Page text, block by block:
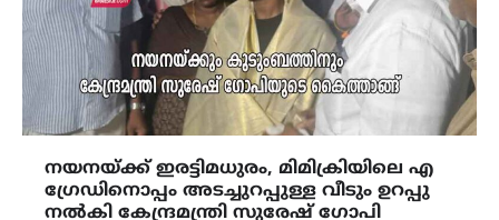
നയനയ്ക്ക് ഇരട്ടിമധുരം, മിമിക്രിയിലെ എ
ഗ്രേഡിനൊപ്പം അടച്ചുറപ്പുള്ള വീടും ഉറപ്പു
നൽകി കേന്ദ്രമന്ത്രി സുരേഷ് ഗോപി